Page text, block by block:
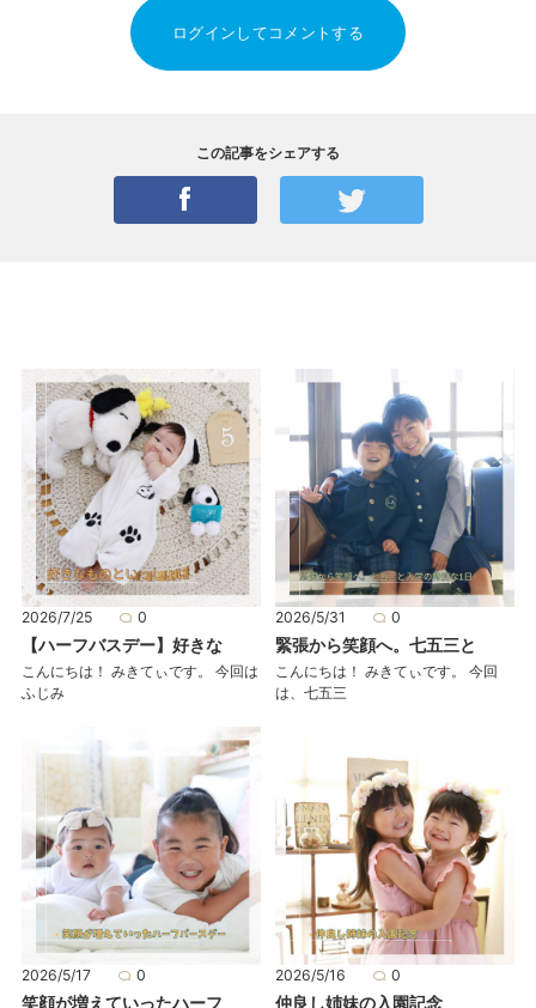
ログインしてコメントする
この記事をシェアする
2026/7/25 0
【ハーフバスデー】好きな
こんにちは！ みきてぃです。 今回は
ふじみ
2026/5/31 0
緊張から笑顔へ。七五三と
こんにちは！ みきてぃです。 今回
は、七五三
2026/5/17 0
笑顔が増えていったハーフ
2026/5/16 0
仲良し姉妹の入園記念